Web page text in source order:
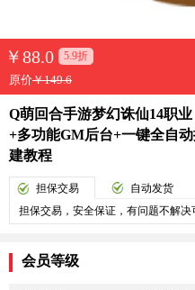
￥88.0 5.9折
原价￥149.6
Q萌回合手游梦幻诛仙14职
+多功能GM后台+一键全自
建教程
担保交易 自动发货
担保交易，安全保证，有问题不解决
会员等级